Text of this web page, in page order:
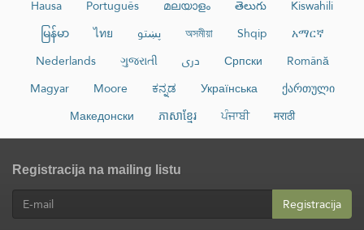
Hausa
Português മലയാളം తెలుగు
Kiswahili
မြန်မာ
ไทย پښتو অসমীয়া Shqip
አማርኛ
Nederlands
ગુજરાતી دری Српски
Română
Magyar
Moore ಕನ್ನಡ Українська
ქართული
Македонски
ភាសាខ្មែរ ਪੰਜਾਬੀ मराठी
Registracija na mailing listu
Registracija